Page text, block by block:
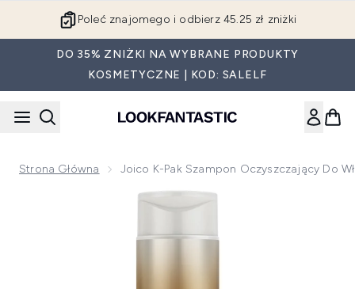
Poleć znajomego i odbierz 45.25 zł zniżki
DO 35% ZNIŻKI NA WYBRANE PRODUKTY
KOSMETYCZNE | KOD: SALELF
Strona Główna Joico K-Pak Szampon Oczyszczający Do
Now showing image 1 Joico K-Pak szampon oczyszczający